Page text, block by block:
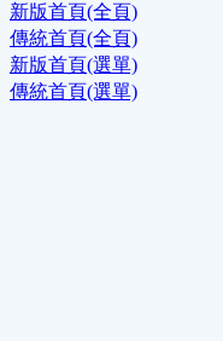
新版首頁(全頁)
傳統首頁(全頁)
新版首頁(選單)
傳統首頁(選單)